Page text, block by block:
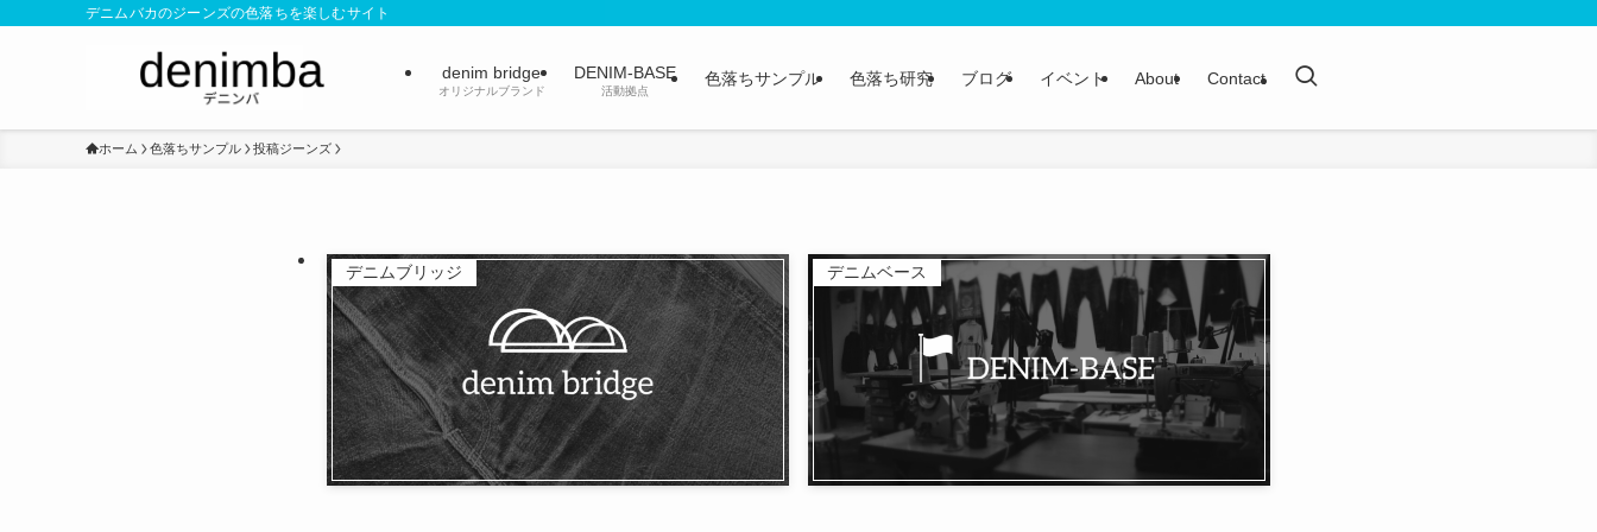
デニムバカのジーンズの色落ちを楽しむサイト
denim bridge
オリジナルブランド
DENIM-BASE
活動拠点
色落ちサンプル 色落ち研究 ブログ イベント About Contact
ホーム 色落ちサンプル 投稿ジーンズ
デニムブリッジ デニムベース